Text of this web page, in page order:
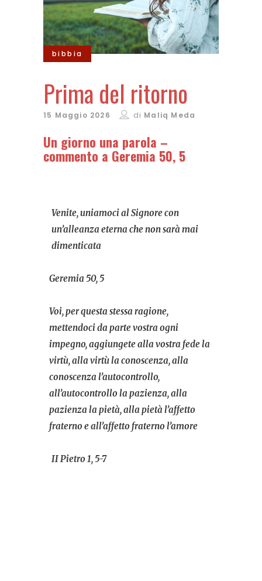
bibbia
Prima del ritorno
15 Maggio 2026 di Maliq Meda
Un giorno una parola –
commento a Geremia 50, 5
Venite, uniamoci al Signore con
un’alleanza eterna che non sarà mai
dimenticata
Geremia 50, 5
Voi, per questa stessa ragione,
mettendoci da parte vostra ogni
impegno, aggiungete alla vostra fede la
virtù, alla virtù la conoscenza, alla
conoscenza l’autocontrollo,
all’autocontrollo la pazienza, alla
pazienza la pietà, alla pietà l’affetto
fraterno e all’affetto fraterno l’amore
II Pietro 1, 5-7